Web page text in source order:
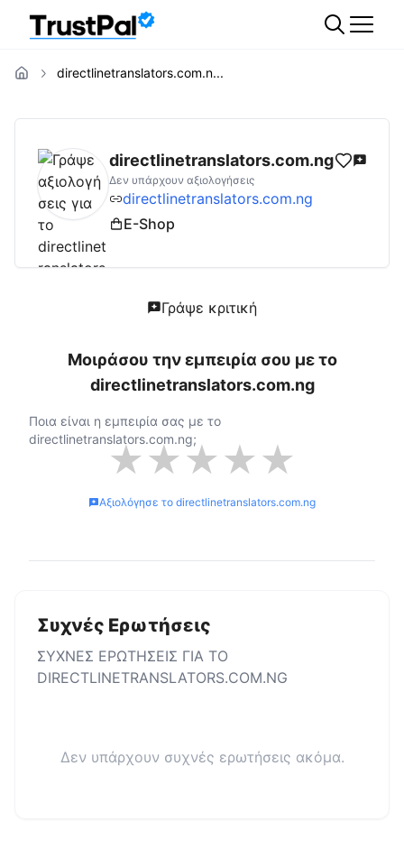
directlinetranslators.com.n...
directlinetranslators.com.ngΑξιολογήσεις
directlinetranslators.com.ng
Δεν υπάρχουν αξιολογήσεις
directlinetranslators.com.ng
E-Shop
Γράψε κριτική
Μοιράσου την εμπειρία σου με το
directlinetranslators.com.ng
Ποια είναι η εμπειρία σας με το
directlinetranslators.com.ng;
★★★★★
Αξιολόγησε το directlinetranslators.com.ng
Συχνές Ερωτήσεις
ΣΥΧΝΕΣ ΕΡΩΤΗΣΕΙΣ ΓΙΑ ΤΟ
DIRECTLINETRANSLATORS.COM.NG
Δεν υπάρχουν συχνές ερωτήσεις ακόμα.